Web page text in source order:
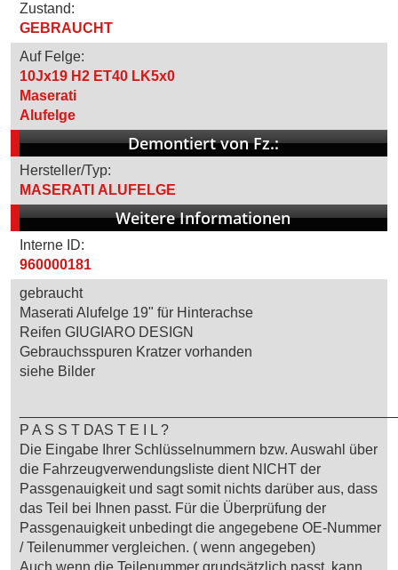
Zustand:
GEBRAUCHT
Auf Felge:
10Jx19 H2 ET40 LK5x0
Maserati
Alufelge
Demontiert von Fz.:
Hersteller/Typ:
MASERATI ALUFELGE
Weitere Informationen
Interne ID:
960000181
gebraucht
Maserati Alufelge 19" für Hinterachse
Reifen GIUGIARO DESIGN
Gebrauchsspuren Kratzer vorhanden
siehe Bilder
P A S S T DAS T E I L ?
Die Eingabe Ihrer Schlüsselnummern bzw. Auswahl über
die Fahrzeugverwendungsliste dient NICHT der
Passgenauigkeit und sagt somit nichts darüber aus, dass
das Teil bei Ihnen passt. Für die Überprüfung der
Passgenauigkeit unbedingt die angegebene OE-Nummer
/ Teilenummer vergleichen. ( wenn angegeben)